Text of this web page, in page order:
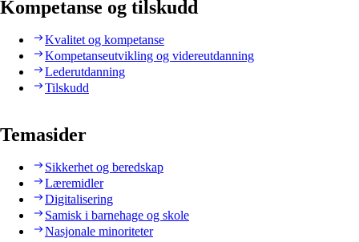
Kompetanse og tilskudd
Kvalitet og kompetanse
Kompetanseutvikling og videreutdanning
Lederutdanning
Tilskudd
Temasider
Sikkerhet og beredskap
Læremidler
Digitalisering
Samisk i barnehage og skole
Nasjonale minoriteter